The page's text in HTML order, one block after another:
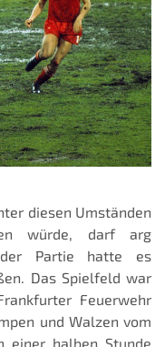
diesen Umständen
würde, darf arg
Partie hatte es
Das Spielfeld war
Feuerwehr
und Walzen vom
einer halben Stunde